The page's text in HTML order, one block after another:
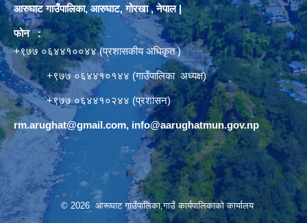
आरुघाट गाउँपालिका, आरुघाट, गोरखा , नेपाल |
फोन :
+९७७ ०६४४१००४४ (प्रशासकीय अधिकृत )
+९७७ ०६४४१०१४४ (गाउँपालिका अध्यक्ष)
+९७७ ०६४४१०२४४ (प्रशासन)
rm.arughat@gmail.com, info@aarughatmun.gov.np
© 2026 आरूघाट गाउँपालिका,गाउँ कार्यपालिकाको कार्यालय